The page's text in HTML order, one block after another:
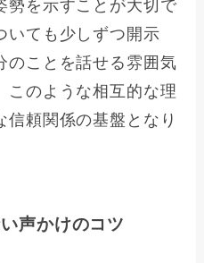
勢を示すことが大切で
いても少しずつ開示
のことを話せる雰囲気
このような相互的な理
信頼関係の基盤となり
声かけのコツ